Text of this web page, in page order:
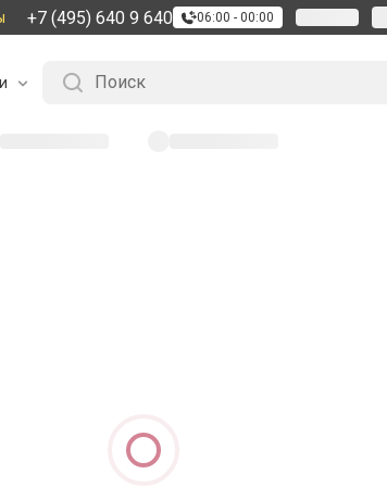
+7 (495) 640 9 640 06:00 - 00:00